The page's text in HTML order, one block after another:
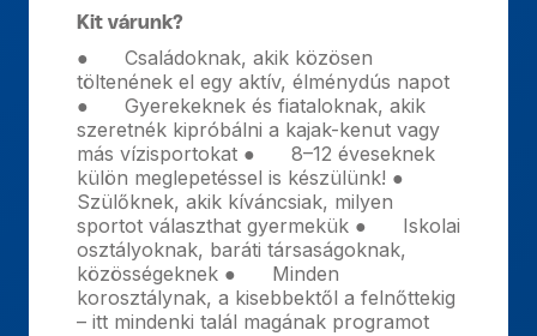
Kit várunk?
● Családoknak, akik közösen
töltenének el egy aktív, élménydús napot
● Gyerekeknek és fiataloknak, akik
szeretnék kipróbálni a kajak-kenut vagy
más vízisportokat ● 8–12 éveseknek
külön meglepetéssel is készülünk! ●
Szülőknek, akik kíváncsiak, milyen
sportot választhat gyermekük ● Iskolai
osztályoknak, baráti társaságoknak,
közösségeknek ● Minden
korosztálynak, a kisebbektől a felnőttekig
– itt mindenki talál magának programot